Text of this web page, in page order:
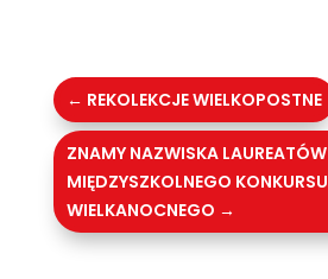
← REKOLEKCJE WIELKOPOSTNE
ZNAMY NAZWISKA LAUREATÓW
MIĘDZYSZKOLNEGO KONKURSU
WIELKANOCNEGO →